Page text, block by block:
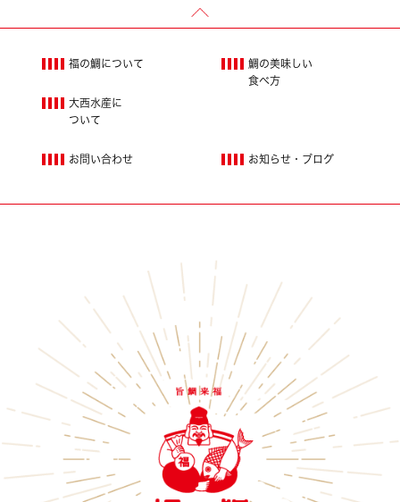
福の鯛について
鯛の美味しい
食べ方
大西水産に
ついて
お知らせ・ブログ
お問い合わせ